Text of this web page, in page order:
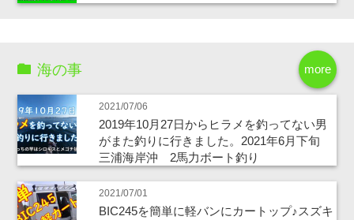
more
海の事
2021/07/06
2019年10月27日からヒラメを釣ってない男
がまた釣りに行きました。2021年6月下旬
三浦海岸沖 2馬力ボート釣り
2021/07/01
BIC245を簡単に軽バンにカートップ♪スズキ